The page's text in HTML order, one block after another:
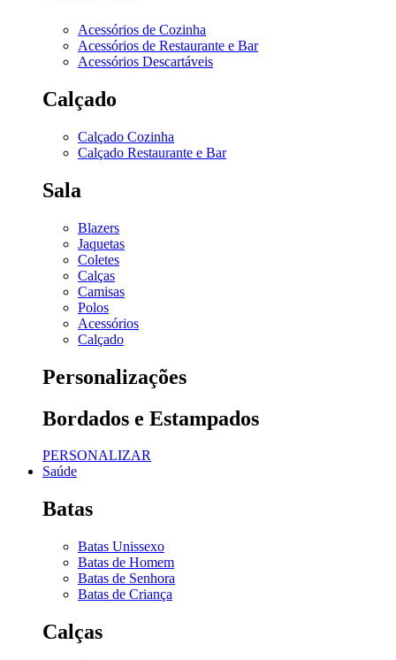
Acessórios de Cozinha
Acessórios de Restaurante e Bar
Acessórios Descartáveis
Calçado
Calçado Cozinha
Calçado Restaurante e Bar
Sala
Blazers
Jaquetas
Coletes
Calças
Camisas
Polos
Acessórios
Calçado
Personalizações
Bordados e Estampados
PERSONALIZAR
Saúde
Batas
Batas Unissexo
Batas de Homem
Batas de Senhora
Batas de Criança
Calças